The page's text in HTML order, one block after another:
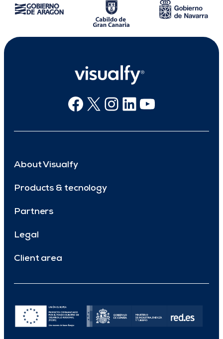
Facebook
X Instagram
Linkedin
Youtube
About Visualfy
Products & tecnology
Partners
Legal
Client area